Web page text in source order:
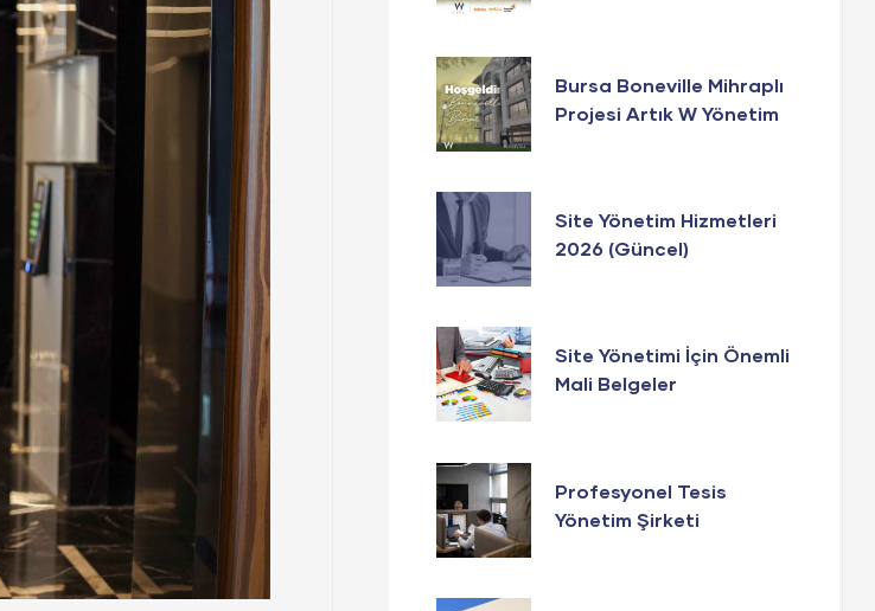
Bursa Boneville Mihraplı
Projesi Artık W Yönetim
Site Yönetim Hizmetleri
2026 (Güncel)
Site Yönetimi İçin Önemli
Mali Belgeler
Profesyonel Tesis
Yönetim Şirketi